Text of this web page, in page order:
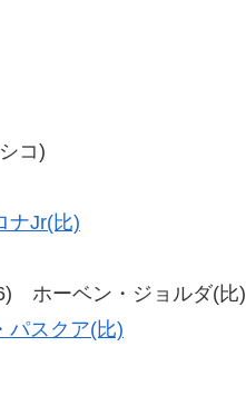
コ)
ナJr(比)
ホーベン・ジョルダ(比)
パスクア(比)